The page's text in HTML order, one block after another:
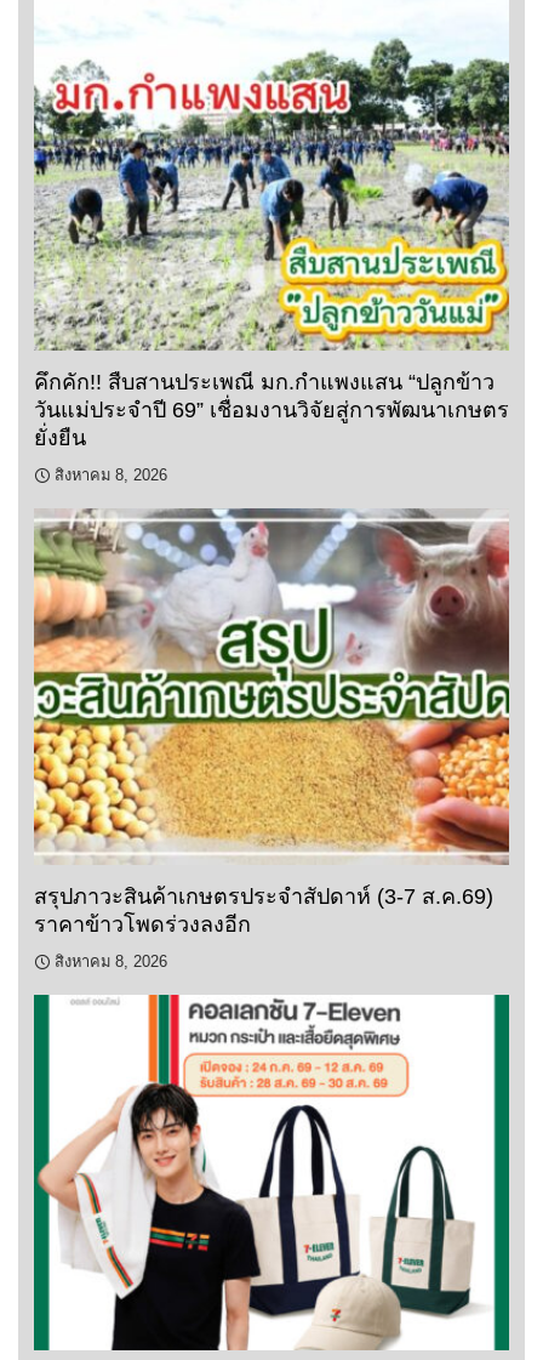
คึกคัก!! สืบสานประเพณี มก.กำแพงแสน “ปลูกข้าว
วันแม่ประจำปี 69” เชื่อมงานวิจัยสู่การพัฒนาเกษตร
ยั่งยืน
สิงหาคม 8, 2026
สรุปภาวะสินค้าเกษตรประจำสัปดาห์ (3-7 ส.ค.69)
ราคาข้าวโพดร่วงลงอีก
สิงหาคม 8, 2026